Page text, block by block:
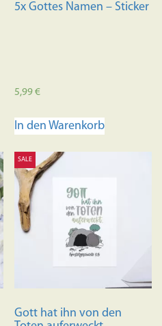
5x Gottes Namen – Sticker
5,99€
In den Warenkorb
SALE
Gott hat ihn von den